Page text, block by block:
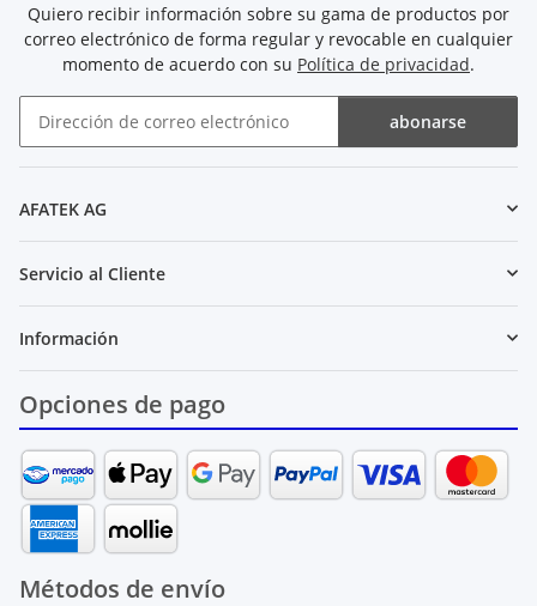
Quiero recibir información sobre su gama de productos por
correo electrónico de forma regular y revocable en cualquier
momento de acuerdo con su Política de privacidad.
abonarse
AFATEK AG
Servicio al Cliente
Información
Opciones de pago
Métodos de envío